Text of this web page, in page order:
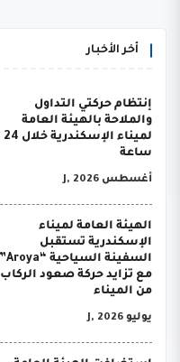
أخر الأخبار
إنتظام حركتي التداول
والملاحة بالهيئة العامة
لميناء الإسكندرية خلال 24
ساعة
أغسطس J, 2026
الهيئة العامة لميناء
الإسكندرية تستقبل
السفينة السياحية “Aroya”
مع تزايد حركة صعود الركاب
من الميناء
يوليو J, 2026